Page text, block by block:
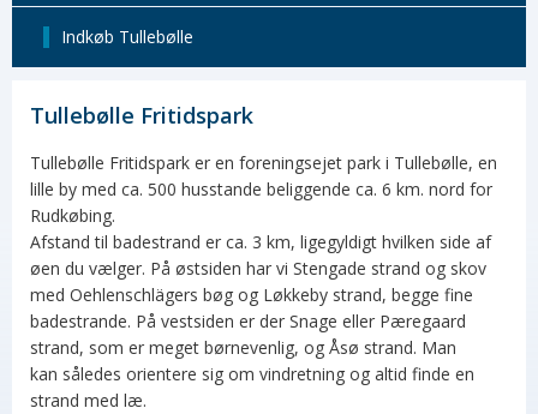
Indkøb Tullebølle
Tullebølle Fritidspark
Tullebølle Fritidspark er en foreningsejet park i Tullebølle, en
lille by med ca. 500 husstande beliggende ca. 6 km. nord for
Rudkøbing.
Afstand til badestrand er ca. 3 km, ligegyldigt hvilken side af
øen du vælger. På østsiden har vi Stengade strand og skov
med Oehlenschlägers bøg og Løkkeby strand, begge fine
badestrande. På vestsiden er der Snage eller Pæregaard
strand, som er meget børnevenlig, og Åsø strand. Man
kan således orientere sig om vindretning og altid finde en
strand med læ.